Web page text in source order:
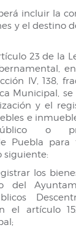
incluir la
y el destino
23 de la
IV, 138,
Municipal,
y el
e
o
Puebla para
siguiente:
los
del
el artículo